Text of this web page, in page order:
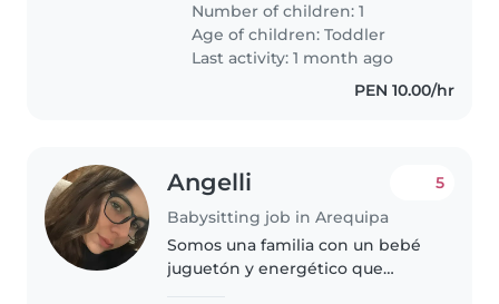
una niñera que se sienta cómoda
con las mascotas y que..
Number of children: 1
Age of children:Toddler
Last activity: 1 month ago
PEN 10.00/hr
Angelli
Babysitting job in Arequipa
5
Somos una familia con un bebé
juguetón y energético que